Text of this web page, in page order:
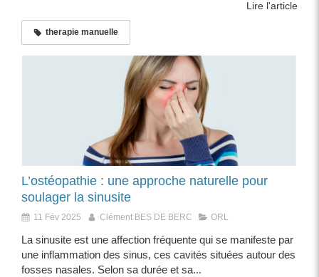
Lire l'article
therapie manuelle
L’ostéopathie : une approche naturelle pour
soulager la sinusite
11 Fév 2025 Clément BES DE BERC ORL
La sinusite est une affection fréquente qui se manifeste par
une inflammation des sinus, ces cavités situées autour des
fosses nasales. Selon sa durée et sa...